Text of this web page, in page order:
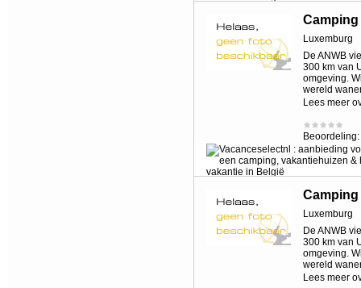
Luxemburg
De ANWB
300 km van
omgeving.
wereld
Lees meer
Beoordeling:
Luxemburg
De ANWB
300 km van
omgeving.
wereld
Lees meer